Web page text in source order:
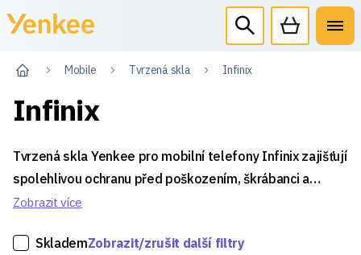
Mobile Tvrzená skla Infinix
Infinix
Tvrzená skla Yenkee pro mobilní telefony Infinix zajišťují
spolehlivou ochranu před poškozením, škrábanci a
prachem, čímž prodlužují životnost displeje vašeho
snižují riziko rozbití i při každodenním používání.
Zobrazit více
SklademZobrazit/zrušit další filtry